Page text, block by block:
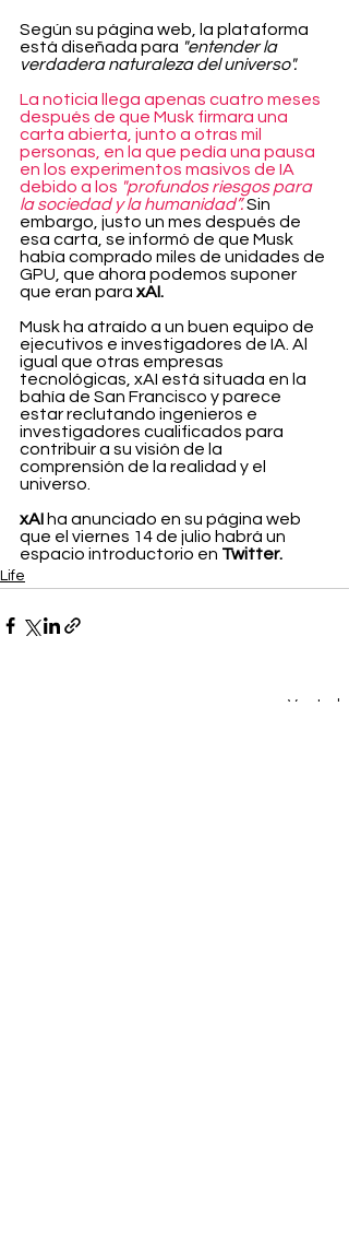
Según su página web, la plataforma
está diseñada para "entender la
verdadera naturaleza del universo".
La noticia llega apenas cuatro meses
después de que Musk firmara una
carta abierta, junto a otras mil
personas, en la que pedía una pausa
en los experimentos masivos de IA
debido a los "profundos riesgos para
la sociedad y la humanidad”. Sin
embargo, justo un mes después de
esa carta, se informó de que Musk
había comprado miles de unidades de
GPU, que ahora podemos suponer
que eran para xAI.
Musk ha atraído a un buen equipo de
ejecutivos e investigadores de IA. Al
igual que otras empresas
tecnológicas, xAI está situada en la
bahía de San Francisco y parece
estar reclutando ingenieros e
investigadores cualificados para
contribuir a su visión de la
comprensión de la realidad y el
universo.
xAI ha anunciado en su página web
que el viernes 14 de julio habrá un
espacio introductorio en Twitter.
Life
Ver todo